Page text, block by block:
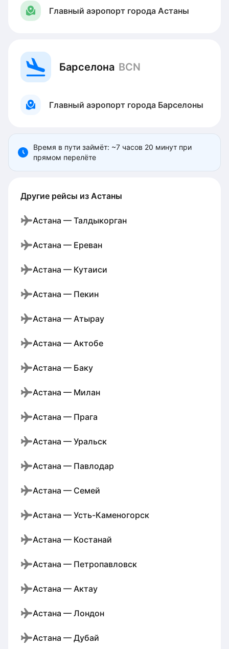
Главный аэропорт города Астаны
Барселона BCN
Главный аэропорт города Барселоны
Время в пути займёт: ~7 часов 20 минут при
прямом перелёте
Другие рейсы из Астаны
Астана — Талдыкорган
Астана — Ереван
Астана — Кутаиси
Астана — Пекин
Астана — Атырау
Астана — Актобе
Астана — Баку
Астана — Милан
Астана — Прага
Астана — Уральск
Астана — Павлодар
Астана — Семей
Астана — Усть-Каменогорск
Астана — Костанай
Астана — Петропавловск
Астана — Актау
Астана — Лондон
Астана — Дубай